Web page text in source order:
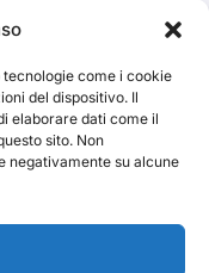
come i cookie
del dispositivo. Il
elaborare dati come il
sito. Non
negativamente su alcune
Cerca